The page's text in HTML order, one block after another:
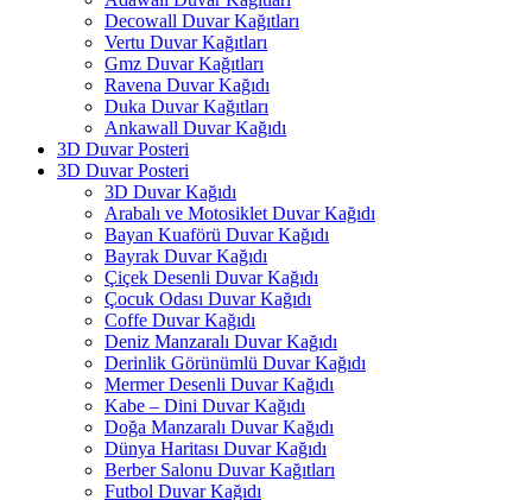
Decowall Duvar Kağıtları
Vertu Duvar Kağıtları
Gmz Duvar Kağıtları
Ravena Duvar Kağıdı
Duka Duvar Kağıtları
Ankawall Duvar Kağıdı
3D Duvar Posteri
3D Duvar Posteri
3D Duvar Kağıdı
Arabalı ve Motosiklet Duvar Kağıdı
Bayan Kuaförü Duvar Kağıdı
Bayrak Duvar Kağıdı
Çiçek Desenli Duvar Kağıdı
Çocuk Odası Duvar Kağıdı
Coffe Duvar Kağıdı
Deniz Manzaralı Duvar Kağıdı
Derinlik Görünümlü Duvar Kağıdı
Mermer Desenli Duvar Kağıdı
Kabe – Dini Duvar Kağıdı
Doğa Manzaralı Duvar Kağıdı
Dünya Haritası Duvar Kağıdı
Berber Salonu Duvar Kağıtları
Futbol Duvar Kağıdı